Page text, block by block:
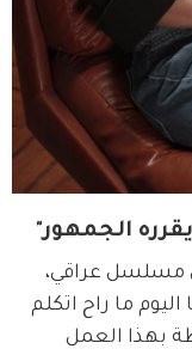
الجمهور"
مسلسل عراقي،
ما راح اتكلم
بهذا العمل